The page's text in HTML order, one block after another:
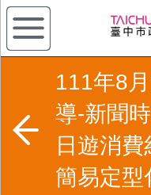
111年8
導-新聞
日遊消
簡易定型